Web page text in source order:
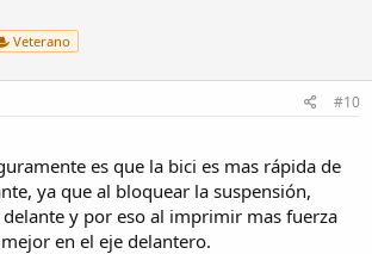
Veterano
#10
es que la bici es mas rápida de
ya que al bloquear la suspensión,
y por eso al imprimir mas fuerza
en el eje delantero.